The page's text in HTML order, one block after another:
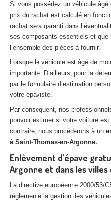
Si vous possédez un véhicule
prix du rachat est calculé en
rachat sera garanti dans
ses composants essentiels et que
l’ensemble des pièces à fournir.
Lorsque le véhicule est âgé de
importante. D’ailleurs, pour la
par le formulaire d’estimation
votre épaviste.
Par conséquent, nos
pouvoir estimer si votre voiture
contraire, nous procéderons à un
à Saint-Thomas-en-Argonne.
Enlèvement d’épave
Argonne et dans les villes
La directive européenne 2000/53/
réglemente la gestion des